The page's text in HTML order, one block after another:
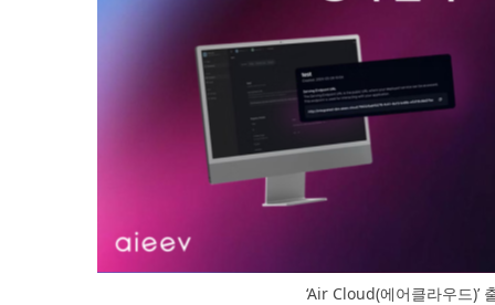
‘Air Cloud(에어클라우드)’